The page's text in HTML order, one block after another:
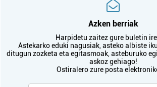
Azken berriak
Harpidetu zaitez gure buletin
Astekarko eduki nagusiak, asteko albiste
ditugun zozketa eta egitasmoak, asteburuko
askoz gehiago!
Ostiralero zure posta